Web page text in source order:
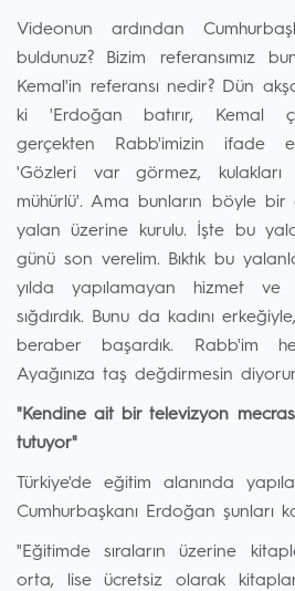
Videonun ardından
buldunuz? Bizim referansımız
Kemal'in referansı nedir? Dün
ki 'Erdoğan batırır, Kemal
gerçekten Rabb'imizin ifade
'Gözleri var görmez,
mühürlü'. Ama bunların böyle
yalan üzerine kurulu. İşte bu
günü son verelim. Bıktık bu
yılda yapılamayan hizmet
sığdırdık. Bunu da kadını
beraber başardık. Rabb'im
Ayağınıza taş değdirmesin
"Kendine ait bir televizyon
tutuyor"
Türkiye'de eğitim alanında
Cumhurbaşkanı Erdoğan şunları
"Eğitimde sıraların üzerine
orta, lise ücretsiz olarak